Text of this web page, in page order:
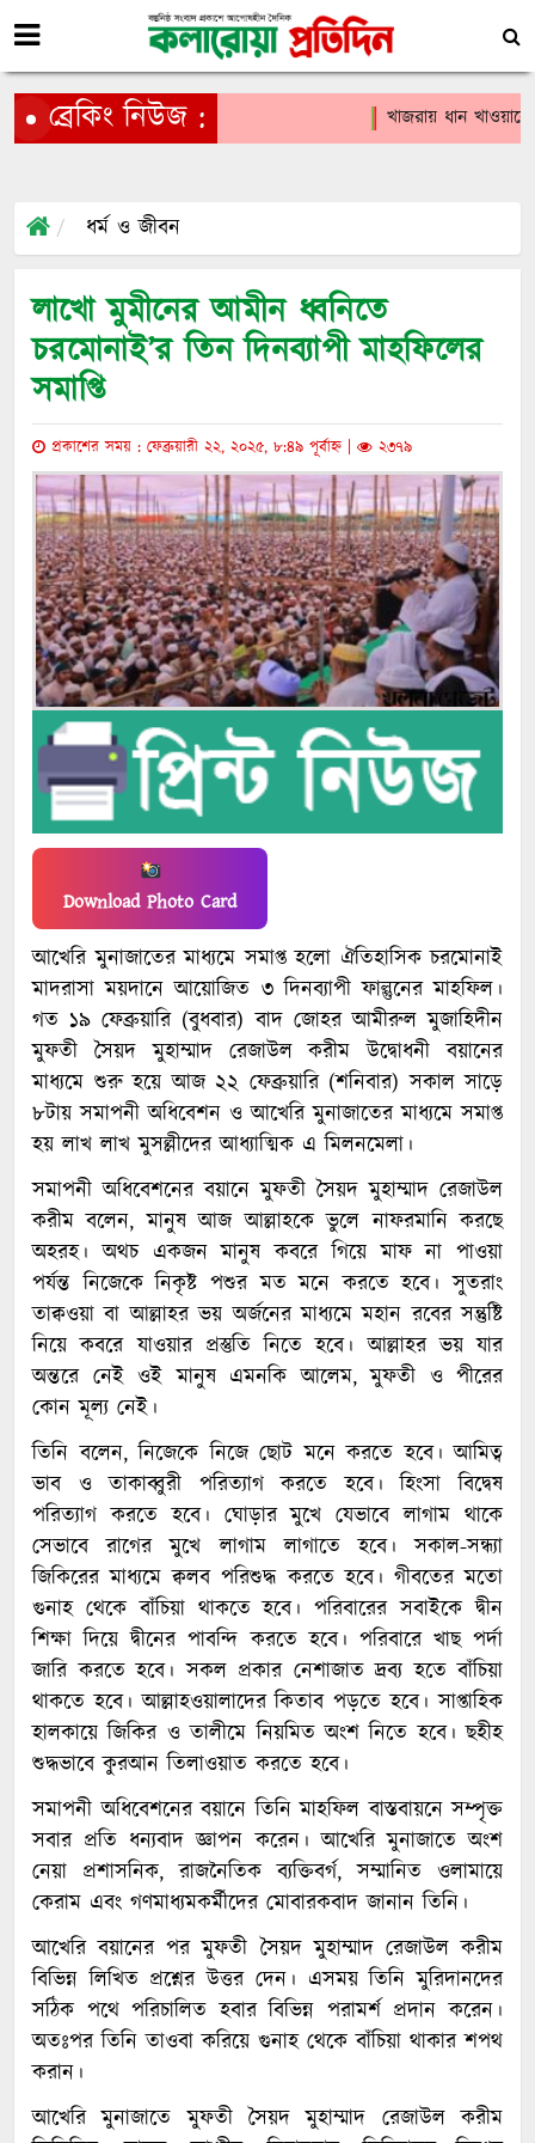
ব্রেকিং নিউজ : খাজরায় ধান
ধর্ম ও জীবন
লাখো মুমীনের আমীন ধ্বনিতে
চরমোনাই’র তিন দিনব্যাপী মাহফিলের
সমাপ্তি
প্রকাশের সময় : ফেব্রুয়ারী ২২, ২০২৫, ৮:৪৯ পূর্বাহ্ন | ২৩৭৯
Download Photo Card
আখেরি মুনাজাতের মাধ্যমে সমাপ্ত হলো ঐতিহাসিক চরমোনাই
মাদরাসা ময়দানে আয়োজিত ৩ দিনব্যাপী ফাল্গুনের মাহফিল।
গত ১৯ ফেব্রুয়ারি (বুধবার) বাদ জোহর আমীরুল মুজাহিদীন
মুফতী সৈয়দ মুহাম্মাদ রেজাউল করীম উদ্বোধনী বয়ানের
মাধ্যমে শুরু হয়ে আজ ২২ ফেব্রুয়ারি (শনিবার) সকাল সাড়ে
৮টায় সমাপনী অধিবেশন ও আখেরি মুনাজাতের মাধ্যমে সমাপ্ত
হয় লাখ লাখ মুসল্লীদের আধ্যাত্মিক এ মিলনমেলা।
সমাপনী অধিবেশনের বয়ানে মুফতী সৈয়দ মুহাম্মাদ রেজাউল
করীম বলেন, মানুষ আজ আল্লাহকে ভুলে নাফরমানি করছে
অহরহ। অথচ একজন মানুষ কবরে গিয়ে মাফ না পাওয়া
পর্যন্ত নিজেকে নিকৃষ্ট পশুর মত মনে করতে হবে। সুতরাং
তাক্বওয়া বা আল্লাহর ভয় অর্জনের মাধ্যমে মহান রবের সন্তুষ্টি
নিয়ে কবরে যাওয়ার প্রস্তুতি নিতে হবে। আল্লাহর ভয় যার
অন্তরে নেই ওই মানুষ এমনকি আলেম, মুফতী ও পীরের
কোন মূল্য নেই।
তিনি বলেন, নিজেকে নিজে ছোট মনে করতে হবে। আমিত্ব
ভাব ও তাকাব্বুরী পরিত্যাগ করতে হবে। হিংসা বিদ্বেষ
পরিত্যাগ করতে হবে। ঘোড়ার মুখে যেভাবে লাগাম থাকে
সেভাবে রাগের মুখে লাগাম লাগাতে হবে। সকাল-সন্ধ্যা
জিকিরের মাধ্যমে ক্বলব পরিশুদ্ধ করতে হবে। গীবতের মতো
গুনাহ থেকে বাঁচিয়া থাকতে হবে। পরিবারের সবাইকে দ্বীন
শিক্ষা দিয়ে দ্বীনের পাবন্দি করতে হবে। পরিবারে খাছ পর্দা
জারি করতে হবে। সকল প্রকার নেশাজাত দ্রব্য হতে বাঁচিয়া
থাকতে হবে। আল্লাহওয়ালাদের কিতাব পড়তে হবে। সাপ্তাহিক
হালকায়ে জিকির ও তালীমে নিয়মিত অংশ নিতে হবে। ছহীহ
শুদ্ধভাবে কুরআন তিলাওয়াত করতে হবে।
সমাপনী অধিবেশনের বয়ানে তিনি মাহফিল বাস্তবায়নে সম্পৃক্ত
সবার প্রতি ধন্যবাদ জ্ঞাপন করেন। আখেরি মুনাজাতে অংশ
নেয়া প্রশাসনিক, রাজনৈতিক ব্যক্তিবর্গ, সম্মানিত ওলামায়ে
কেরাম এবং গণমাধ্যমকর্মীদের মোবারকবাদ জানান তিনি।
আখেরি বয়ানের পর মুফতী সৈয়দ মুহাম্মাদ রেজাউল করীম
বিভিন্ন লিখিত প্রশ্নের উত্তর দেন। এসময় তিনি মুরিদানদের
সঠিক পথে পরিচালিত হবার বিভিন্ন পরামর্শ প্রদান করেন।
অতঃপর তিনি তাওবা করিয়ে গুনাহ থেকে বাঁচিয়া থাকার শপথ
করান।
আখেরি মুনাজাতে মুফতী সৈয়দ মুহাম্মাদ রেজাউল করীম